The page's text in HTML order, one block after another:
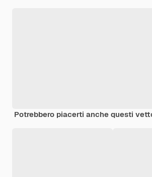
Potrebbero piacerti anche questi